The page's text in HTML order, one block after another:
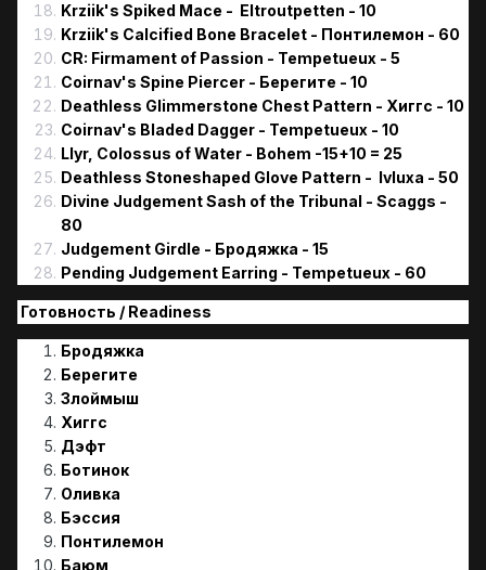
Krziik's Spiked Mace - Eltroutpetten - 10
Krziik's Calcified Bone Bracelet - Понтилемон - 60
CR: Firmament of Passion - Tempetueux - 5
Coirnav's Spine Piercer - Берегите - 10
Deathless Glimmerstone Chest Pattern - Хиггс - 10
Coirnav's Bladed Dagger - Tempetueux - 10
Llyr, Colossus of Water - Bohem -15+10 = 25
Deathless Stoneshaped Glove Pattern - Ivluxa - 50
Divine Judgement Sash of the Tribunal - Scaggs -
80
Judgement Girdle - Бродяжка - 15
Pending Judgement Earring - Tempetueux - 60
Готовность / Readiness
Бродяжка
Берегите
Злоймыш
Хиггс
Дэфт
Ботинок
Оливка
Бэссия
Понтилемон
Баюм